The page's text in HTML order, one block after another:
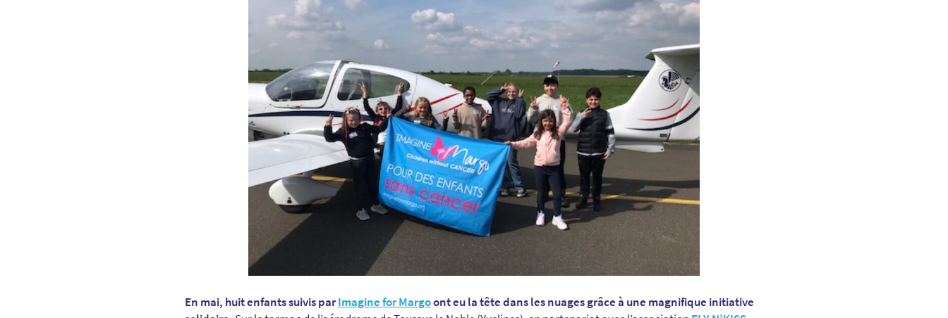
En mai, huit enfants suivis parImagine for Margoont eu la tête dans les nuages grâce à une magnifique initiative